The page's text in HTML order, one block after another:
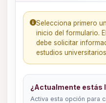
Selecciona primero un
inicio del formulario. El sistema determinará si
debe solicitar información de bachillerato o de
estudios
¿Actualmente estás
Activa esta opción para capturar tus datos